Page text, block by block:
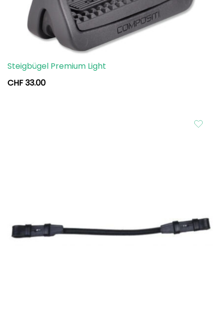
Steigbügel Premium Light
CHF33.00